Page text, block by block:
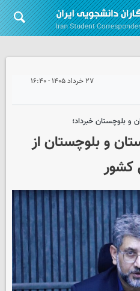
۲۷ خرداد ۱۴۰۵ - ۱۶:۴۰
بلوچستان خبرداد؛
و بلوچستان از